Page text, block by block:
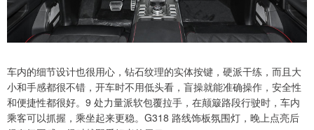
车内的细节设计也很用心，钻石纹理的实体按键，硬派干练，而且大
小和手感都很不错，开车时不用低头看，盲操就能准确操作，安全性
和便捷性都很好。9 处力量派软包覆拉手，在颠簸路段行驶时，车内
乘客可以抓握，乘坐起来更稳。G318 路线饰板氛围灯，晚上点亮后